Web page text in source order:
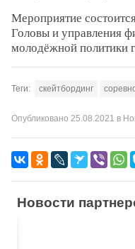
Мероприятие
Головы и управления
молодёжной политики
Теги: скейтбординг
Опубликовано 25.08.2021 в
Новости